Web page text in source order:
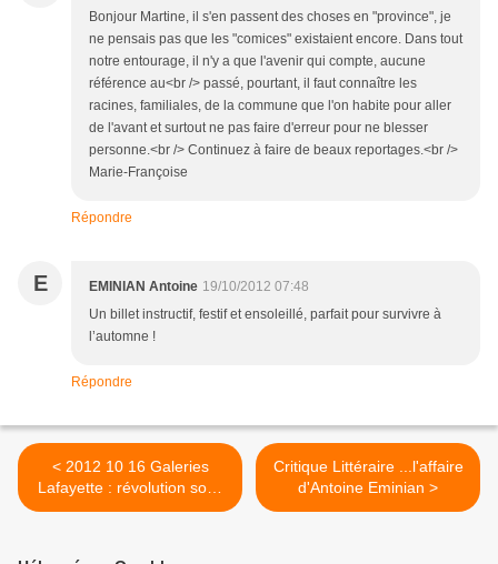
Bonjour Martine, il s'en passent des choses en "province", je
ne pensais pas que les "comices" existaient encore. Dans tout
notre entourage, il n'y a que l'avenir qui compte, aucune
référence au<br /> passé, pourtant, il faut connaître les
racines, familiales, de la commune que l'on habite pour aller
de l'avant et surtout ne pas faire d'erreur pour ne blesser
personne.<br /> Continuez à faire de beaux reportages.<br />
Marie-Françoise
Répondre
E EMINIAN Antoine 19/10/2012 07:48
Un billet instructif, festif et ensoleillé, parfait pour survivre à
l’automne !
Répondre
< 2012 10 16 Galeries
Lafayette : révolution sous
la coupole
Critique Littéraire ...l'affaire
d'Antoine Eminian >